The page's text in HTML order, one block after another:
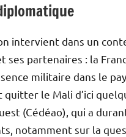
intervient dans un
ses partenaires : la
militaire dans le
le Mali d’ici
(Cédéao), qui a
notamment sur la